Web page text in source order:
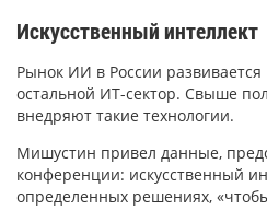
Искусственный интеллект
Рынок ИИ в России
остальной ИТ-сектор. Свыше
внедряют такие технологии.
Мишустин привел данные,
конференции: искусственный
определенных решениях,